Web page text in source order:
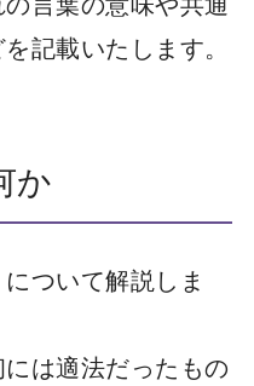
記載いたします。
か
ついて解説しま
は適法だったもの